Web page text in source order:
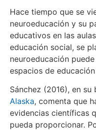
Hace tiempo que se
neuroeducación y su
educativos en las
educación social, se
neuroeducación
espacios de
Sánchez (2016), en​ su
Alaska, comenta que
evidencias científicas
pueda proporcionar.